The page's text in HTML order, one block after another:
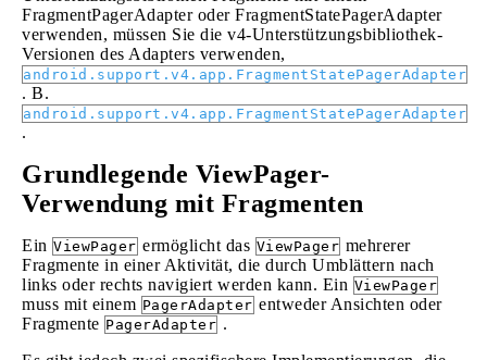
FragmentPagerAdapter oder FragmentStatePagerAdapter
verwenden, müssen Sie die v4-Unterstützungsbibliothek-
Versionen des Adapters verwenden,
android.support.v4.app.FragmentStatePagerAdapter
. B.
android.support.v4.app.FragmentStatePagerAdapter
.
Grundlegende ViewPager-
Verwendung mit Fragmenten
Ein ViewPager ermöglicht das ViewPager mehrerer
Fragmente in einer Aktivität, die durch Umblättern nach
links oder rechts navigiert werden kann. Ein ViewPager
muss mit einem PagerAdapter entweder Ansichten oder
Fragmente PagerAdapter .